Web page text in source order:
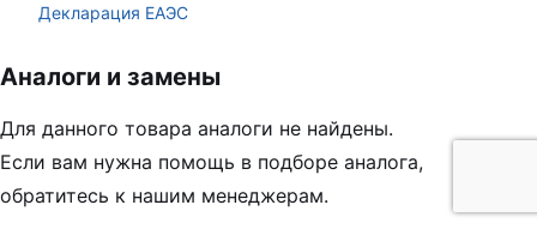
Декларация ЕАЭС
Аналоги и замены
Для данного товара аналоги не найдены.
Если вам нужна помощь в подборе аналога,
обратитесь к нашим менеджерам.